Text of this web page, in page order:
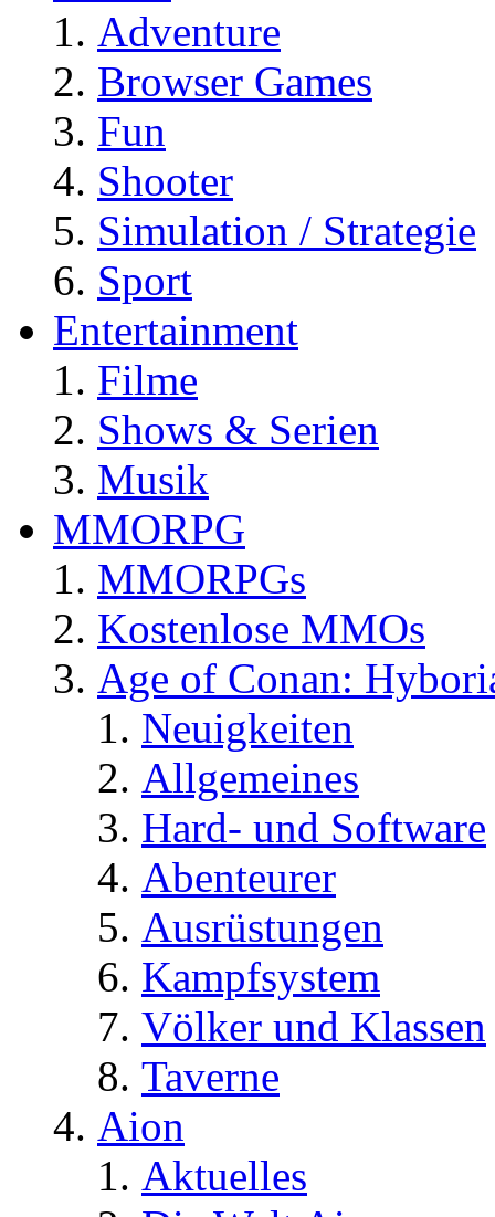
Adventure
Browser Games
Fun
Shooter
Simulation / Strategie
Sport
Entertainment
Filme
Shows & Serien
Musik
MMORPG
MMORPGs
Kostenlose MMOs
Age of Conan:
Neuigkeiten
Allgemeines
Hard- und Software
Abenteurer
Ausrüstungen
Kampfsystem
Völker und Klassen
Taverne
Aion
Aktuelles